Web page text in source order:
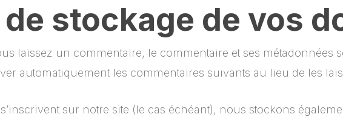
stockage de vos
laissez un commentaire, le commentaire et ses métadonnées
automatiquement les commentaires suivants au lieu de les
sur notre site (le cas échéant), nous stockons